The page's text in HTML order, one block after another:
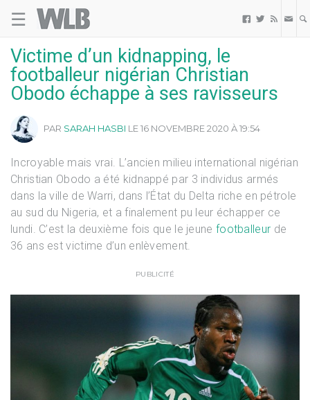
☰   
Victime d’un kidnapping, le
footballeur nigérian Christian
Obodo échappe à ses ravisseurs
PAR SARAH HASBI LE 16 NOVEMBRE 2020 À 19:54
Incroyable mais vrai. L’ancien milieu international nigérian
Christian Obodo a été kidnappé par 3 individus armés
dans la ville de Warri, dans l’État du Delta riche en pétrole
au sud du Nigeria, et a finalement pu leur échapper ce
lundi. C’est la deuxième fois que le jeune footballeur de
36 ans est victime d’un enlèvement.
PUBLICITÉ